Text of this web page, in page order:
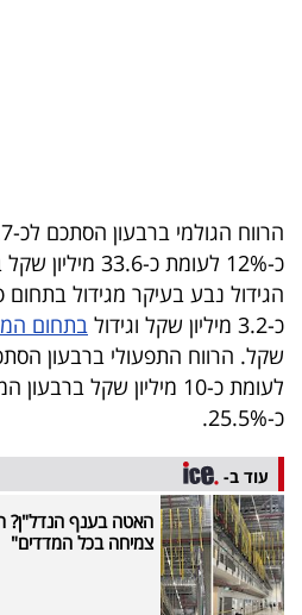
כ-12% לעומת כ-
הגידול נבע בעיקר מגידול
כ-3.2 מיליון שקל וגידול
בתחום
לעומת כ-10 מיליון שקל
כ-25.5%.
עוד ב-
האטה בענף הנדל"ן?
צמיחה בכל המדדים"